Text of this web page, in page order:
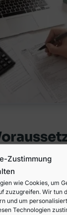
Zustimmung
wie Cookies, um
zuzugreifen. Wir tun
und um
Technologien
der KIM-
auf